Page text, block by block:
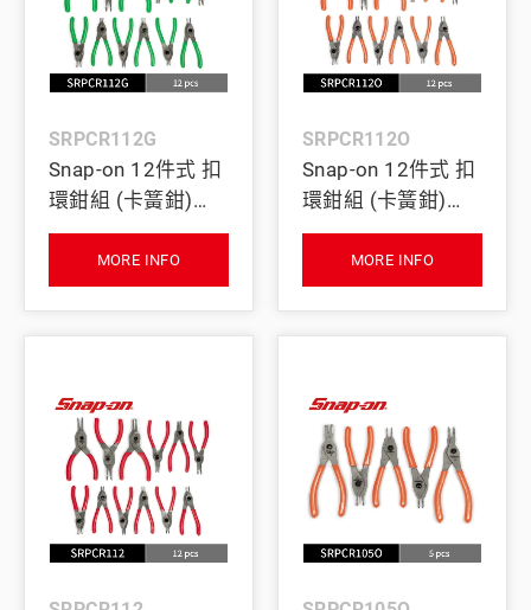
SRPCR112G
Snap-on 12件式 扣
環鉗組 (卡簧鉗)
(綠)
MORE INFO
SRPCR112O
Snap-on 12件式 扣
環鉗組 (卡簧鉗)
(橘)
MORE INFO